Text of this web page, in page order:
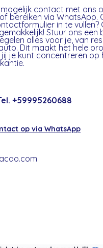
contact met ons
bereiken via WhatsApp.
in te vullen?
Stuur ons een
alles voor je, van
Dit maakt het hele
je kunt concentreren op
+59995260688
op via WhatsApp